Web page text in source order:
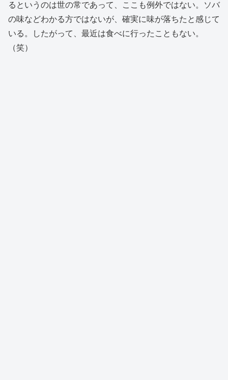
るというのは世の常であって、ここも例外ではない。ソバ
の味などわかる方ではないが、確実に味が落ちたと感じて
いる。したがって、最近は食べに行ったこともない。
（笑）